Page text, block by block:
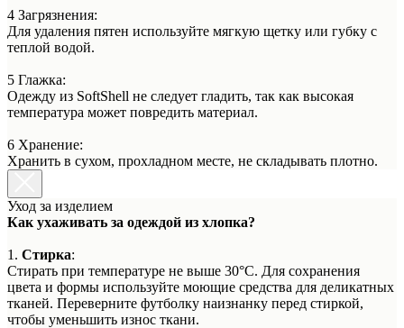
4 Загрязнения:
Для удаления пятен используйте мягкую щетку или губку с
теплой водой.
5 Глажка:
Одежду из SoftShell не следует гладить, так как высокая
температура может повредить материал.
6 Хранение:
Хранить в сухом, прохладном месте, не складывать плотно.
Уход за изделием
Как ухаживать за одеждой из хлопка?
1. Стирка:
Стирать при температуре не выше 30°C. Для сохранения
цвета и формы используйте моющие средства для деликатных
тканей. Переверните футболку наизнанку перед стиркой,
чтобы уменьшить износ ткани.